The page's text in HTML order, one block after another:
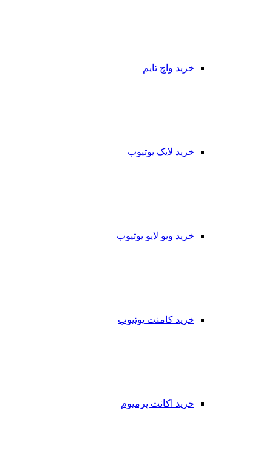
خرید واچ تایم
خرید لایک یوتیوب
خرید ویو لایو یوتیوب
خرید کامنت یوتیوب
خرید اکانت پرمیوم